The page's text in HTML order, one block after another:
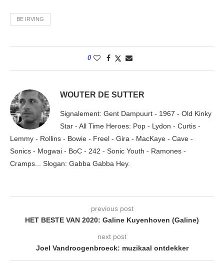
BE IRVING
0
WOUTER DE SUTTER
Signalement: Gent Dampuurt - 1967 - Old Kinky
Star - All Time Heroes: Pop - Lydon - Curtis -
Lemmy - Rollins - Bowie - Freel - Gira - MacKaye - Cave -
Sonics - Mogwai - BoC - 242 - Sonic Youth - Ramones -
Cramps... Slogan: Gabba Gabba Hey.
previous post
HET BESTE VAN 2020: Galine Kuyenhoven (Galine)
next post
Joel Vandroogenbroeck: muzikaal ontdekker